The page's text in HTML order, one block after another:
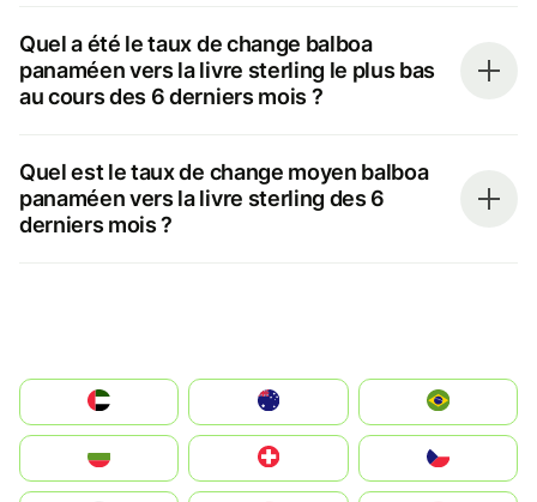
Quel a été le taux de change balboa
panaméen vers la livre sterling le plus bas
au cours des 6 derniers mois ?
Quel est le taux de change moyen balboa
panaméen vers la livre sterling des 6
derniers mois ?
الإمارات العربية المتحدة
Switzerland